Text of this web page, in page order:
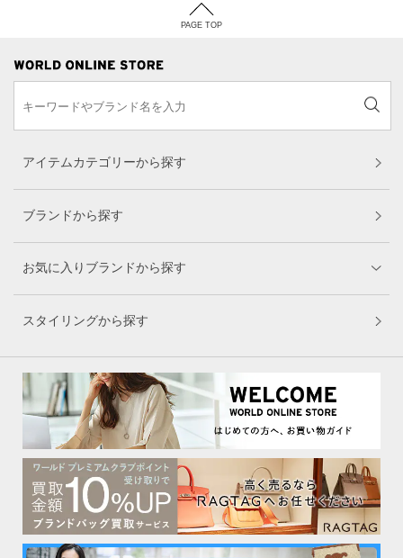
PAGE TOP
アイテムカテゴリーから探す
ブランドから探す
お気に入りブランドから探す
スタイリングから探す